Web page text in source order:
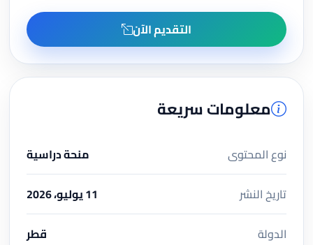
التقديم الآن
معلومات سريعة
نوع المحتوى
منحة دراسية
تاريخ النشر
11 يوليو، 2026
الدولة
قطر